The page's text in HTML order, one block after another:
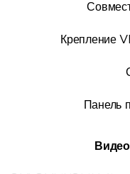
Крепление
Панель